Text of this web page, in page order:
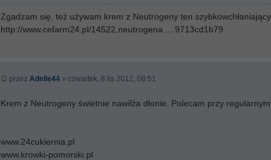
Zgadzam się, też używam krem z Neutrogeny ten
http://www.cefarm24.pl/14522,neutrogena ... 9713cd1b79
przez Adelle44 » czwartek, 8 lis 2012, 08:51
Krem z Neutrogeny świetnie nawilża dłonie. Polecam przy
www.24cukiernia.pl
www.krowki-pomorski.pl